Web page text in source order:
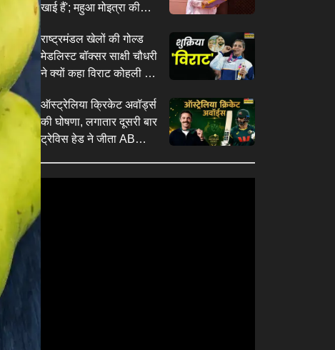
खाई हैं'; महुआ मोइत्रा की
दो टूक
राष्ट्रमंडल खेलों की गोल्ड
मेडलिस्ट बॉक्सर साक्षी चौधरी
ने क्यों कहा विराट कोहली को
ऑस्ट्रेलिया क्रिकेट अवॉर्ड्स
की घोषणा, लगातार दूसरी बार
ट्रेविस हेड ने जीता AB